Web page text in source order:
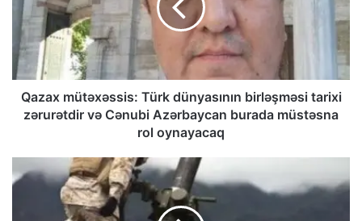
Qazax mütəxəssis: Türk dünyasının birləşməsi tarixi
zərurətdir və Cənubi Azərbaycan burada müstəsna
rol oynayacaq